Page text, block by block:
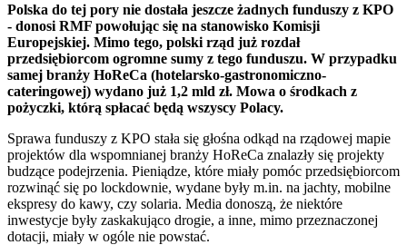
Polska do tej pory nie dostała jeszcze żadnych funduszy z KPO
- donosi RMF powołując się na stanowisko Komisji
Europejskiej. Mimo tego, polski rząd już rozdał
przedsiębiorcom ogromne sumy z tego funduszu. W przypadku
samej branży HoReCa (hotelarsko-gastronomiczno-
cateringowej) wydano już 1,2 mld zł. Mowa o środkach z
pożyczki, którą spłacać będą wszyscy Polacy.
Sprawa funduszy z KPO stała się głośna odkąd na rządowej mapie
projektów dla wspomnianej branży HoReCa znalazły się projekty
budzące podejrzenia. Pieniądze, które miały pomóc przedsiębiorcom
rozwinąć się po lockdownie, wydane były m.in. na jachty, mobilne
ekspresy do kawy, czy solaria. Media donoszą, że niektóre
inwestycje były zaskakująco drogie, a inne, mimo przeznaczonej
dotacji, miały w ogóle nie powstać.